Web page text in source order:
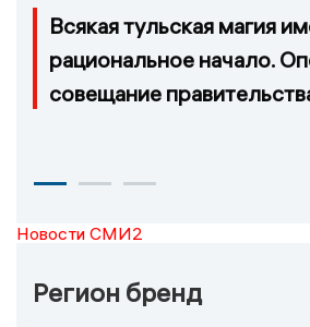
Всякая тульская магия
рациональное начало.
совещание
Новости СМИ2
Регион бренд